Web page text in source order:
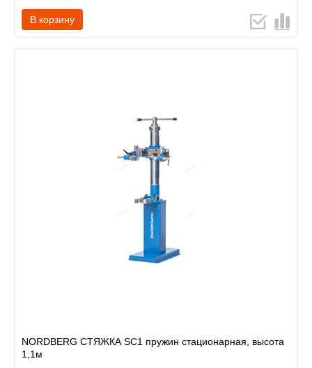
В корзину
NORDBERG СТЯЖКА SC1 пружин стационарная, высота
1,1м